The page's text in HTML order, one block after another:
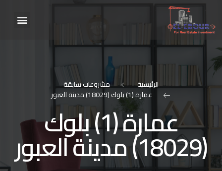
الرئيسية
مشروعات سابقة
عمارة (1) بلوك (18029) مدينة العبور
عمارة (1) بلوك
(18029) مدينة العبور